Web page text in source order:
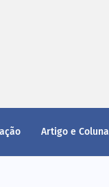
Artigo e Coluna